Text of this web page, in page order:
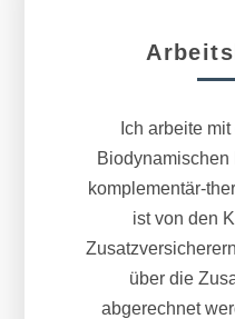
Ich arbeite
komplementär-
ist von den
über die
abgerechnet